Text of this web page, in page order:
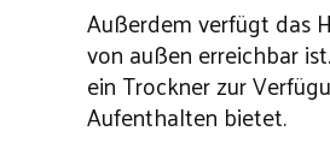
Außerdem verfügt das
von außen erreichbar
ein Trockner zur
Aufenthalten bietet.